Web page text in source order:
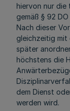
hiervon nur die
gemäß § 92
Nach dieser
gleichzeitig
später
höchstens die
dem Dienst
werden wird.